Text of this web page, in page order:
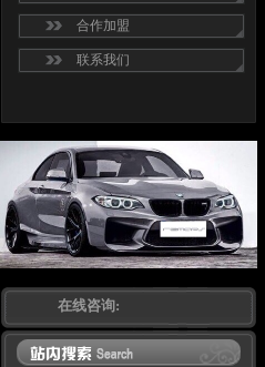
合作加盟
联系我们
在线咨询: